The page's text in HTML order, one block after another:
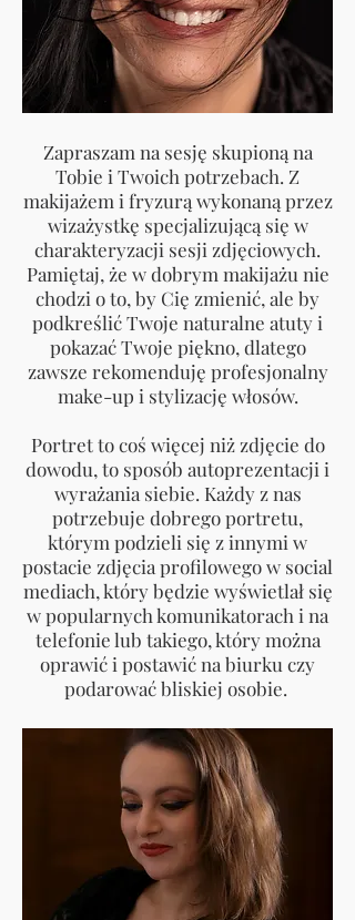
Zapraszam na sesję skupioną na
Tobie i Twoich potrzebach. Z
makijażem i fryzurą wykonaną przez
wizażystkę specjalizującą się w
charakteryzacji sesji zdjęciowych.
Pamiętaj, że w dobrym makijażu nie
chodzi o to, by Cię zmienić, ale by
podkreślić Twoje naturalne atuty i
pokazać Twoje piękno, dlatego
zawsze rekomenduję profesjonalny
make-up i stylizację włosów.
Portret to coś więcej niż zdjęcie do
dowodu, to sposób autoprezentacji i
wyrażania siebie. Każdy z nas
potrzebuje dobrego portretu,
którym podzieli się z innymi w
postacie zdjęcia profilowego w social
mediach, który będzie wyświetlał się
w popularnych komunikatorach i na
telefonie lub takiego, który można
oprawić i postawić na biurku czy
podarować bliskiej osobie.